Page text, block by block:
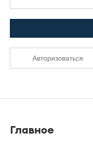
Авторизоваться
Главное